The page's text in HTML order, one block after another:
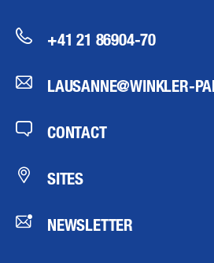
+41 21 86904-70
LAUSANNE@WINKLER-
CONTACT
SITES
NEWSLETTER